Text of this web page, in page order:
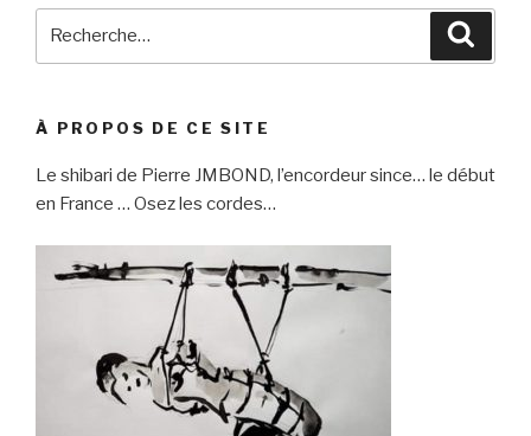
À PROPOS DE CE SITE
Le shibari de Pierre JMBOND, l’encordeur since… le début
en France … Osez les cordes…